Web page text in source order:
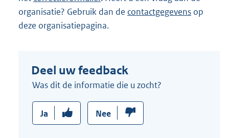
organisatie? Gebruik dan de contactgegevens op
deze organisatiepagina.
Deel uw feedback
Was dit de informatie die u zocht?
Ja Nee